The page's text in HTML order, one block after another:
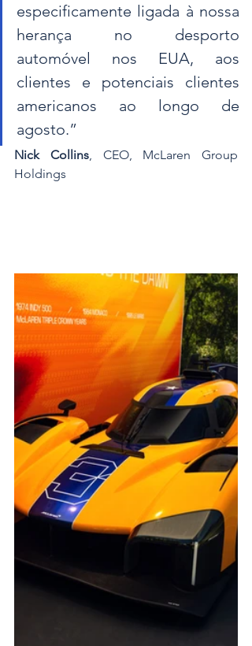
especificamente ligada à nossa
herança no desporto
automóvel nos EUA, aos
clientes e potenciais clientes
americanos ao longo de
agosto.”
Nick Collins, CEO, McLaren Group
Holdings